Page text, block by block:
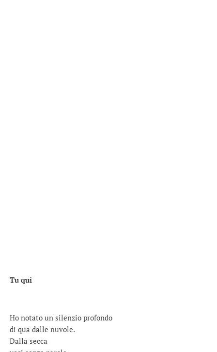
Tu qui
Ho notato un silenzio profondo
di qua dalle nuvole.
Dalla secca